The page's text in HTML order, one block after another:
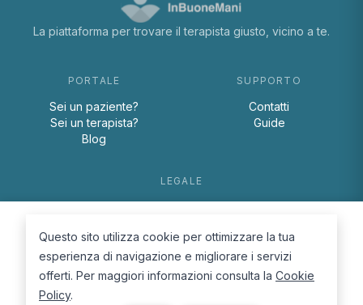
La piattaforma per trovare il terapista giusto, vicino a te.
PORTALE
Sei un paziente?
Sei un terapista?
Blog
SUPPORTO
Contatti
Guide
LEGALE
Cookie Policy
Questo sito utilizza cookie per ottimizzare la tua
esperienza di navigazione e migliorare i servizi
offerti. Per maggiori informazioni consulta la Cookie
Policy.